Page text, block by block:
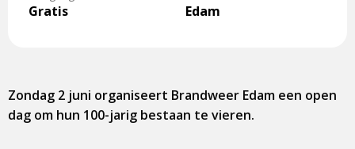
Gratis Edam
Zondag 2 juni organiseert Brandweer Edam een open
dag om hun 100-jarig bestaan te vieren.